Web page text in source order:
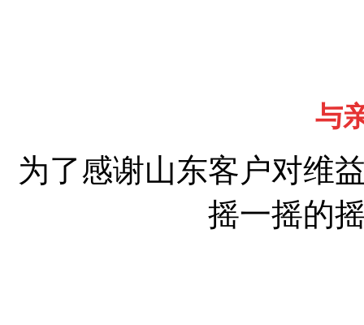
与
为了感谢山东客户对维
摇一摇的